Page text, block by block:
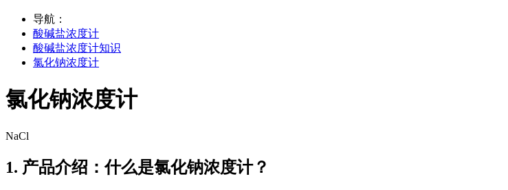
导航：
酸碱盐浓度计
酸碱盐浓度计知识
氯化钠浓度计
氯化钠浓度计
NaCl
1. 产品介绍：什么是氯化钠浓度计？